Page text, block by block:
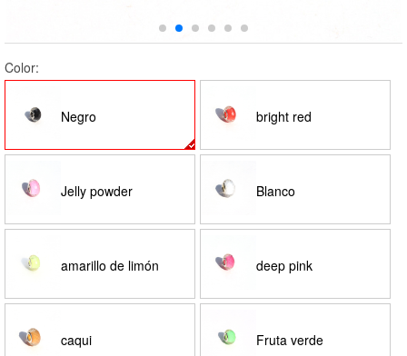
Color:
Negro bright red
Jelly powder Blanco
amarillo de limón deep pink
caqui Fruta verde